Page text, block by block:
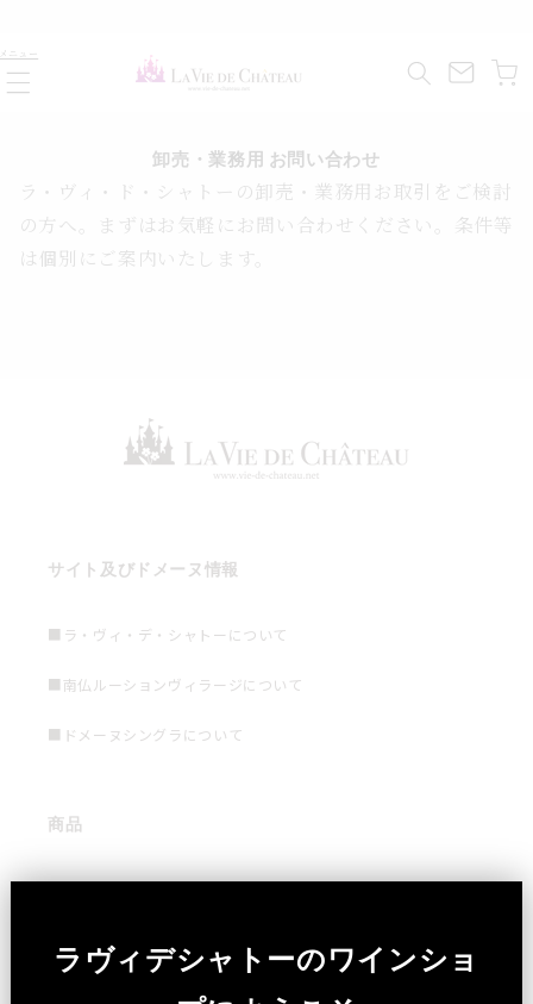
ニュー
ー
卸売・業務用 お問い合わせ
ラ・ヴィ・ド・シャトーの卸売・業務用お取引をご検討
の方へ。まずはお気軽にお問い合わせください。条件等
は個別にご案内いたします。
サイト及びドメーヌ情報
■ラ・ヴィ・デ・シャトーについて
■南仏ルーションヴィラージについて
■ドメーヌシングラについて
商品
ラヴィデシャトーのワインショ